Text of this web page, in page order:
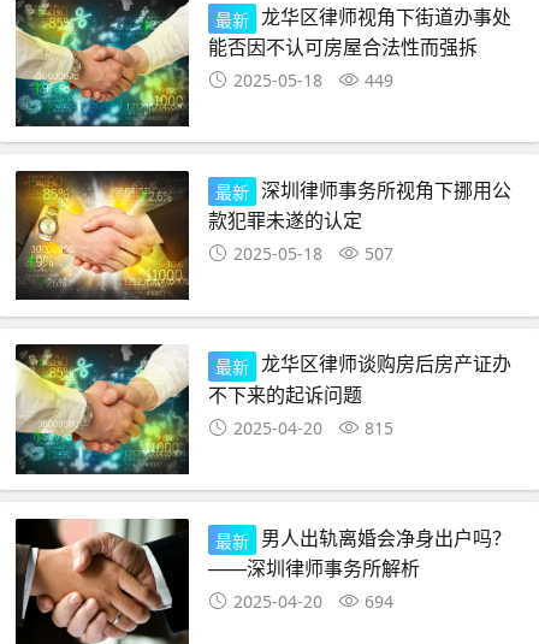
最新 龙华区律师视角下街道办事处
能否因不认可房屋合法性而强拆
2025-05-18 449
最新 深圳律师事务所视角下挪用公
款犯罪未遂的认定
2025-05-18 507
最新 龙华区律师谈购房后房产证办
不下来的起诉问题
2025-04-20 815
最新 男人出轨离婚会净身出户吗？
——深圳律师事务所解析
2025-04-20 694